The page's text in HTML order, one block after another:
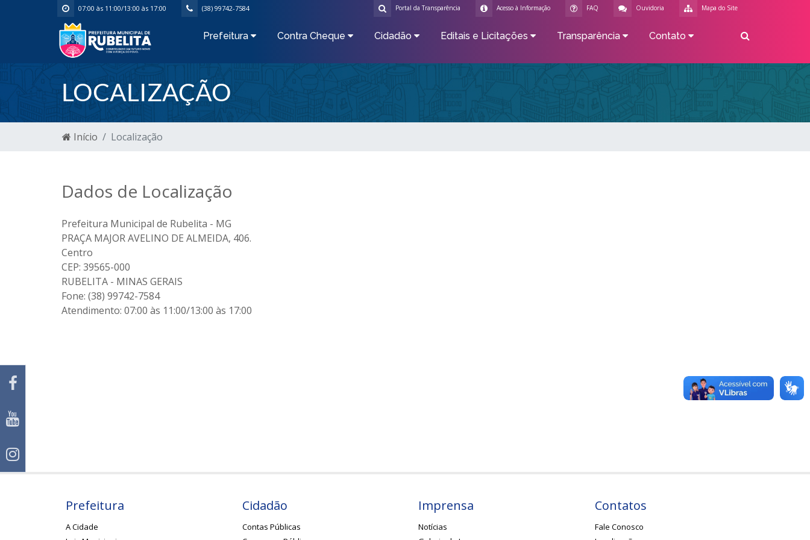
07:00 às 11:00/13:00 às 17:00 (38) 99742-7584 Mapa do Site
Ouvidoria
FAQ
Acesso à Informação
Portal da Transparência
Prefeitura Contra Cheque Cidadão Editais e Licitações Transparência Contato
LOCALIZAÇÃO
Início Localização
Dados de Localização
Prefeitura Municipal de Rubelita - MG
PRAÇA MAJOR AVELINO DE ALMEIDA, 406.
Centro
CEP: 39565-000
RUBELITA - MINAS GERAIS
Fone: (38) 99742-7584
Atendimento: 07:00 às 11:00/13:00 às 17:00
Prefeitura
A Cidade
Cidadão
Contas Públicas
Imprensa
Notícias
Contatos
Fale Conosco